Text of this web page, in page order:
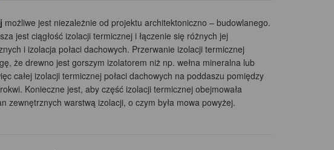
możliwe jest niezależnie od projektu architektoniczno – budowlanego.
jest ciągłość izolacji termicznej i łączenie się różnych jej
i izolacja połaci dachowych. Przerwanie izolacji termicznej
że drewno jest gorszym izolatorem niż np. wełna mineralna lub
całej izolacji termicznej połaci dachowych na poddaszu pomiędzy
Konieczne jest, aby część izolacji termicznej obejmowała
zewnętrznych warstwą izolacji, o czym była mowa powyżej.